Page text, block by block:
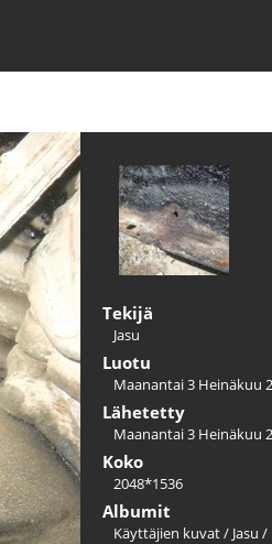
Tekijä
Jasu
Luotu
Maanantai 3 Heinäkuu
Lähetetty
Maanantai 3 Heinäkuu
Koko
2048*1536
Albumit
Käyttäjien kuvat/ Jasu /